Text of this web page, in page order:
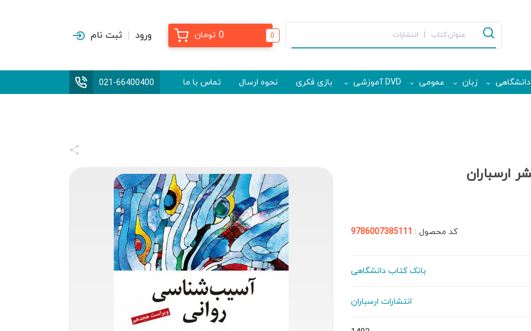
0
0 تومان ورود ثبت نام
دانشگاهی زبان عمومی DVD آموزشی بازی فکری نحوه ارسال تماس با ما 021-66400400
ارسباران
کد محصول : 9786007385111
بانک کتاب دانشگاهی
انتشارات ارسباران